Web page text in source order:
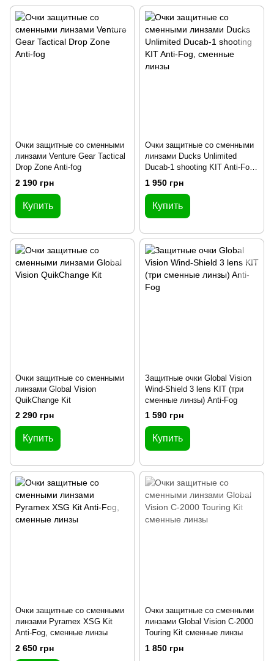
Очки защитные со сменными
линзами Venture Gear Tactical
Drop Zone Anti-fog
2 190 грн
Купить
Очки защитные со сменными
линзами Ducks Unlimited
Ducab-1 shooting KIT Anti-Fog,
сменные линзы
1 950 грн
Купить
Очки защитные со сменными
линзами Global Vision
QuikChange Kit
2 290 грн
Купить
Защитные очки Global Vision
Wind-Shield 3 lens KIT (три
сменные линзы) Anti-Fog
1 590 грн
Купить
Очки защитные со сменными
линзами Pyramex XSG Kit
Anti-Fog, сменные линзы
2 650 грн
Очки защитные со сменными
линзами Global Vision C-2000
Touring Kit сменные линзы
1 850 грн